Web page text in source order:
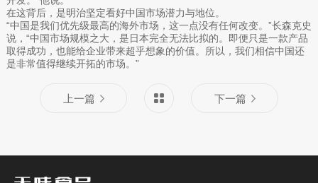
在这背后，是明治坚定看好中国市场潜力与地位。
“中国是我们优先级最高的海外市场，这一点没有任何改变。”长森克史
说，“中国市场规模之大，是日本完全无法比拟的。即便只是一款产品
取得成功，也能给企业带来超乎想象的价值。所以，我们相信中国还
是非常值得继续开拓的市场。”
上一篇 下一篇